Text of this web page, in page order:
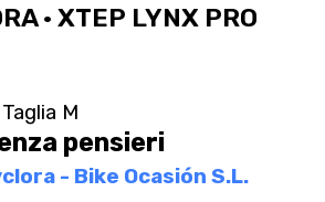
· XTEP LYNX PRO
M
pensieri
- Bike Ocasión S.L.